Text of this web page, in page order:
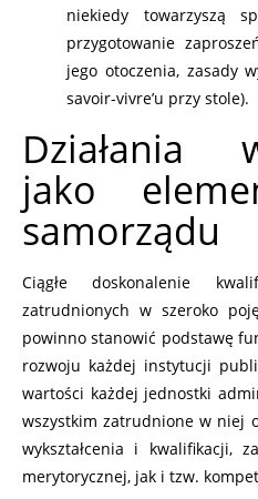
niekiedy towarzyszą
przygotowanie
jego otoczenia, zasady
savoir-vivre’u przy stole).
Działania
jako
samorządu
Ciągłe doskonalenie
zatrudnionych w szeroko
powinno stanowić podstawę
rozwoju każdej instytucji
wartości każdej jednostki
wszystkim zatrudnione w niej
wykształcenia i kwalifikacji,
merytorycznej, jak i tzw.